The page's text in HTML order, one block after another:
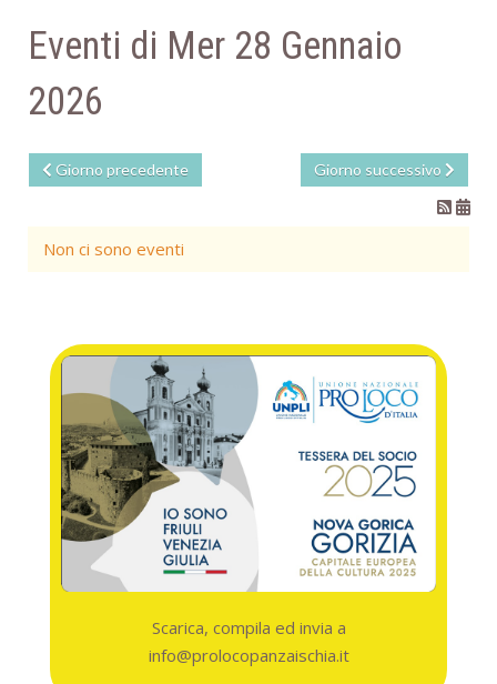
Eventi di Mer 28 Gennaio
2026
Giorno precedente Giorno successivo
Non ci sono eventi
Scarica, compila ed invia a
info@prolocopanzaischia.it